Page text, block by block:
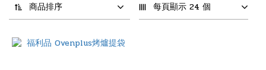
商品排序 每頁顯示 24 個